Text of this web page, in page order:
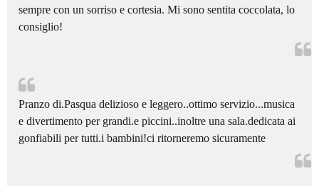
sempre con un sorriso e cortesia. Mi sono sentita coccolata, lo
consiglio!


Pranzo di.Pasqua delizioso e leggero..ottimo servizio...musica
e divertimento per grandi.e piccini..inoltre una sala.dedicata ai
gonfiabili per tutti.i bambini!ci ritorneremo sicuramente
